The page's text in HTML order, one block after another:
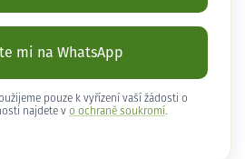
mi na WhatsApp
pouze k vyřízení vaší žádosti o
najdete v o ochraně soukromí .